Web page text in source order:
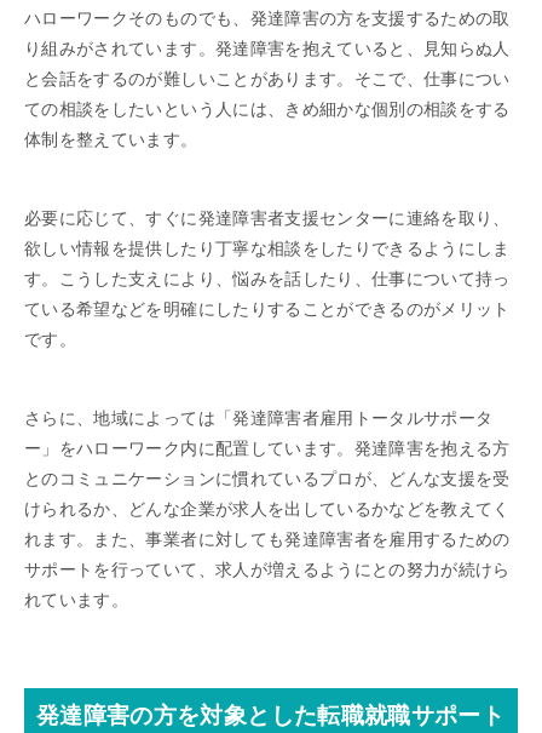
ハローワークそのものでも、発達障害の方を支援するための取
り組みがされています。発達障害を抱えていると、見知らぬ人
と会話をするのが難しいことがあります。そこで、仕事につい
ての相談をしたいという人には、きめ細かな個別の相談をする
体制を整えています。
必要に応じて、すぐに発達障害者支援センターに連絡を取り、
欲しい情報を提供したり丁寧な相談をしたりできるようにしま
す。こうした支えにより、悩みを話したり、仕事について持っ
ている希望などを明確にしたりすることができるのがメリット
です。
さらに、地域によっては「発達障害者雇用トータルサポータ
ー」をハローワーク内に配置しています。発達障害を抱える方
とのコミュニケーションに慣れているプロが、どんな支援を受
けられるか、どんな企業が求人を出しているかなどを教えてく
れます。また、事業者に対しても発達障害者を雇用するための
サポートを行っていて、求人が増えるようにとの努力が続けら
れています。
発達障害の方を対象とした転職就職サポート